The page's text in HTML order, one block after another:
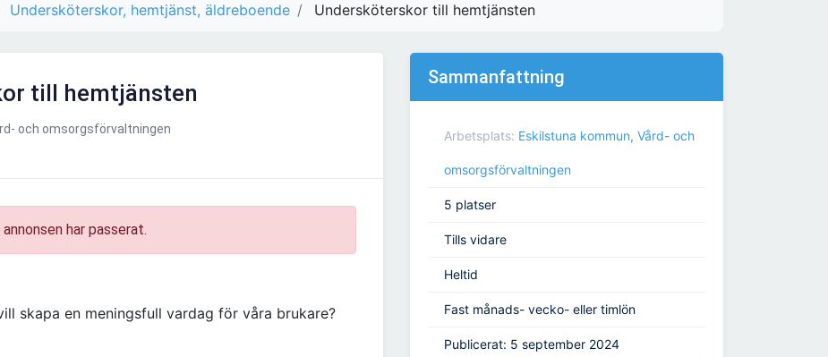
Undersköterskor, hemtjänst, äldreboende Undersköterskor till hemtjänsten
till hemtjänsten
och omsorgsförvaltningen
har passerat.
skapa en meningsfull vardag för våra brukare?
Sammanfattning
Arbetsplats: Eskilstuna kommun, Vård- och
omsorgsförvaltningen
5 platser
Tills vidare
Heltid
Fast månads- vecko- eller timlön
Publicerat: 5 september 2024